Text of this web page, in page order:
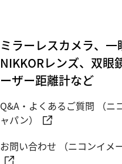
ミラーレスカメラ、一
NIKKORレンズ、双眼
ーザー距離計など
Q&A・よくあるご質問 （ニ
ャパン）
お問い合わせ （ニコンイメ